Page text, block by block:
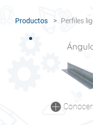
Productos > Perfiles